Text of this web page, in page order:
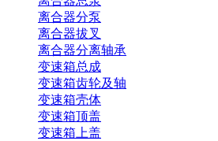
离合器分泵
离合器拔叉
离合器分离轴承
变速箱总成
变速箱齿轮及轴
变速箱壳体
变速箱顶盖
变速箱上盖